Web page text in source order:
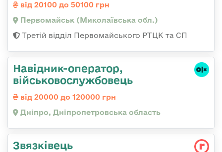
від 20100 до 50100 грн
Первомайськ (Миколаївська обл.)
Третій відділ Первомайського РТЦК та СП
Навідник-оператор,
військовослужбовець
від 20000 до 120000 грн
Дніпро, Дніпропетровська область
Звязківець